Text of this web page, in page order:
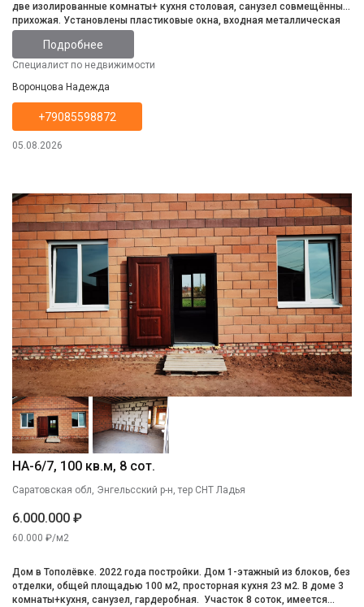
две изолированные комнаты+ кухня столовая, санузел совмещённый,
прихожая. Установлены пластиковые окна, входная металлическая
дверь. Сделан современный качественный ремонт. Остаётся
встроенная кухня и частично мебель. Коммуникации все подведены и
подключены. Участок 6 соток земли, огорожен забором.
Подробнее
Специалист по недвижимости
Воронцова Надежда
+79085598872
05.08.2026
НА-6/7, 100 кв.м, 8 сот.
Саратовская обл, Энгельсский р-н, тер СНТ Ладья
6.000.000 ₽
60.000 ₽/м2
Дом в Тополёвке. 2022 года постройки. Дом 1-этажный из блоков, без
отделки, общей площадью 100 м2, просторная кухня 23 м2. В доме 3
комнаты+кухня, санузел, гардеробная. Участок 8 соток, имеется